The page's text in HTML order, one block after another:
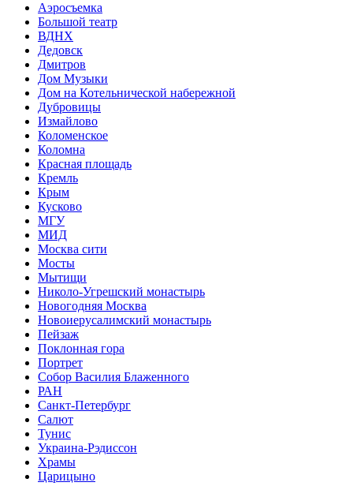
Аэросъемка
Большой театр
ВДНХ
Дедовск
Дмитров
Дом Музыки
Дом на Котельнической набережной
Дубровицы
Измайлово
Коломенское
Коломна
Красная площадь
Кремль
Крым
Кусково
МГУ
МИД
Москва сити
Мосты
Мытищи
Николо-Угрешский монастырь
Новогодняя Москва
Новоиерусалимский монастырь
Пейзаж
Поклонная гора
Портрет
Собор Василия Блаженного
РАН
Санкт-Петербург
Салют
Тунис
Украина-Рэдиссон
Храмы
Царицыно